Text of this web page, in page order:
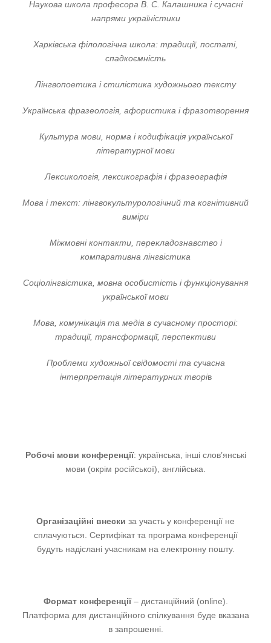
Наукова школа професора В. С. Калашника і сучасні
напрями україністики
Харківська філологічна школа: традиції, постаті,
спадкоємність
Лінгвопоетика і стилістика художнього тексту
Українська фразеологія, афористика і фразотворення
Культура мови, норма і кодифікація української
літературної мови
Лексикологія, лексикографія і фразеографія
Мова і текст: лінгвокультурологічний та когнітивний
виміри
Міжмовні контакти, перекладознавство і
компаративна лінгвістика
Соціолінгвістика, мовна особистість і функціонування
української мови
Мова, комунікація та медіа в сучасному просторі:
традиції, трансформації, перспективи
Проблеми художньої свідомості та сучасна
інтерпретація літературних творів
Робочі мови конференції: українська, інші слов’янські
мови (окрім російської), англійська.
Організаційні внески за участь у конференції не
сплачуються. Сертифікат та програма конференції
будуть надіслані учасникам на електронну пошту.
Формат конференції– дистанційний (online).
Платформа для дистанційного спілкування буде вказана
в запрошенні.